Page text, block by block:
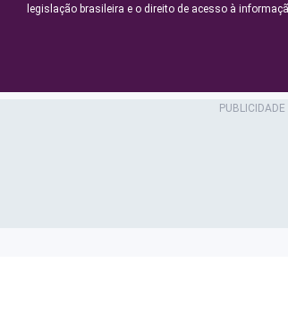
legislação brasileira e o direito de acesso à